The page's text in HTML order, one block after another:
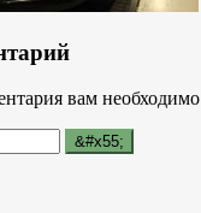
вам необходимо